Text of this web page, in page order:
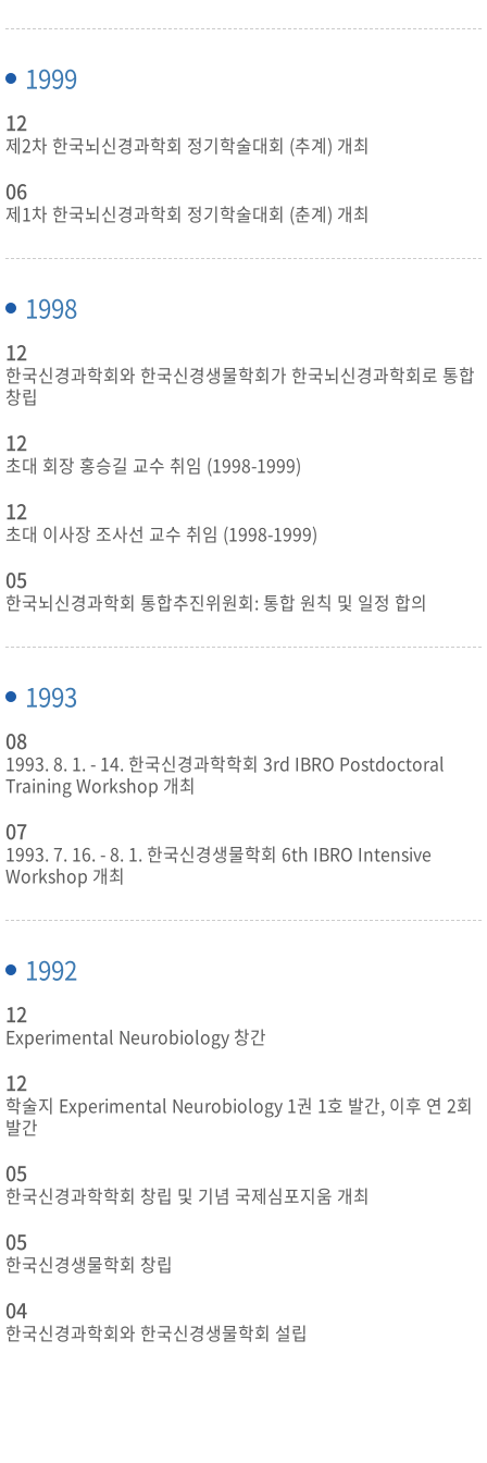
1999
12
제2차 한국뇌신경과학회 정기학술대회 (추계) 개최
06
제1차 한국뇌신경과학회 정기학술대회 (춘계) 개최
1998
12
한국신경과학회와 한국신경생물학회가 한국뇌신경과학회로 통합
창립
12
초대 회장 홍승길 교수 취임 (1998-1999)
12
초대 이사장 조사선 교수 취임 (1998-1999)
05
한국뇌신경과학회 통합추진위원회: 통합 원칙 및 일정 합의
1993
08
1993. 8. 1. - 14. 한국신경과학학회 3rd IBRO Postdoctoral
Training Workshop 개최
07
1993. 7. 16. - 8. 1. 한국신경생물학회 6th IBRO Intensive
Workshop 개최
1992
12
Experimental Neurobiology 창간
12
학술지 Experimental Neurobiology 1권 1호 발간, 이후 연 2회
발간
05
한국신경과학학회 창립 및 기념 국제심포지움 개최
05
한국신경생물학회 창립
04
한국신경과학회와 한국신경생물학회 설립